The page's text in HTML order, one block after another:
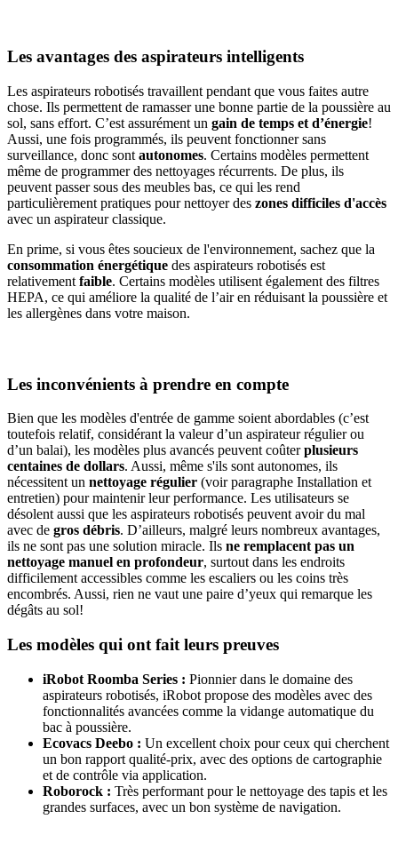
Les avantages des aspirateurs intelligents
Les aspirateurs robotisés travaillent pendant que vous faites autre
chose. Ils permettent de ramasser une bonne partie de la poussière au
sol, sans effort. C’est assurément un gain de temps et d’énergie!
Aussi, une fois programmés, ils peuvent fonctionner sans
surveillance, donc sont autonomes. Certains modèles permettent
même de programmer des nettoyages récurrents. De plus, ils
peuvent passer sous des meubles bas, ce qui les rend
particulièrement pratiques pour nettoyer des zones difficiles d'accès
avec un aspirateur classique.
En prime, si vous êtes soucieux de l'environnement, sachez que la
consommation énergétique des aspirateurs robotisés est
relativement faible. Certains modèles utilisent également des filtres
HEPA, ce qui améliore la qualité de l’air en réduisant la poussière et
les allergènes dans votre maison.
Les inconvénients à prendre en compte
Bien que les modèles d'entrée de gamme soient abordables (c’est
toutefois relatif, considérant la valeur d’un aspirateur régulier ou
d’un balai), les modèles plus avancés peuvent coûterplusieurs
centaines de dollars. Aussi, même s'ils sont autonomes, ils
nécessitent un nettoyage régulier (voir paragraphe Installation et
entretien) pour maintenir leur performance. Les utilisateurs se
désolent aussi que les aspirateurs robotisés peuvent avoir du mal
avec de gros débris. D’ailleurs, malgré leurs nombreux avantages,
ils ne sont pas une solution miracle. Ils ne remplacent pas un
nettoyage manuel en profondeur, surtout dans les endroits
difficilement accessibles comme les escaliers ou les coins très
encombrés. Aussi, rien ne vaut une paire d’yeux qui remarque les
dégâts au sol!
Les modèles qui ont fait leurs preuves
iRobot Roomba Series : Pionnier dans le domaine des
aspirateurs robotisés, iRobot propose des modèles avec des
fonctionnalités avancées comme la vidange automatique du
bac à poussière.
Ecovacs Deebo : Un excellent choix pour ceux qui cherchent
un bon rapport qualité-prix, avec des options de cartographie
et de contrôle via application.
Roborock : Très performant pour le nettoyage des tapis et les
grandes surfaces, avec un bon système de navigation.